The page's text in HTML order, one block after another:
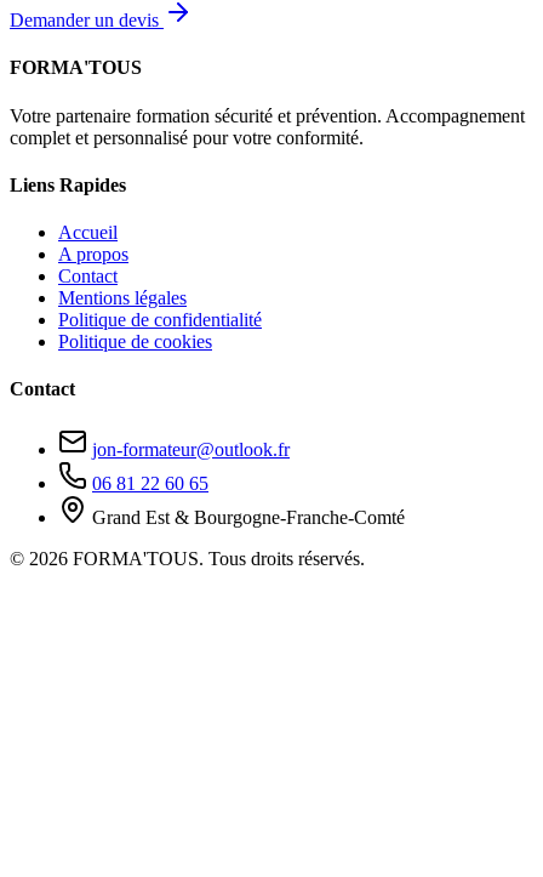
Demander un devis
FORMA'TOUS
Votre partenaire formation sécurité et prévention. Accompagnement
complet et personnalisé pour votre conformité.
Liens Rapides
Accueil
A propos
Contact
Mentions légales
Politique de confidentialité
Politique de cookies
Contact
jon-formateur@outlook.fr
06 81 22 60 65
Grand Est & Bourgogne-Franche-Comté
© 2026 FORMA'TOUS. Tous droits réservés.